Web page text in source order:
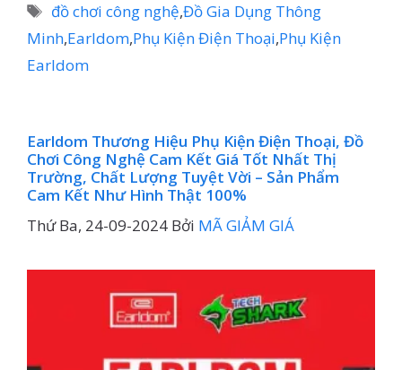
Thẻ
đồ chơi công nghệ,Đồ Gia Dụng Thông
Minh,Earldom,Phụ Kiện Điện Thoại,Phụ Kiện
Earldom
Earldom Thương Hiệu Phụ Kiện Điện Thoại, Đồ
Chơi Công Nghệ Cam Kết Giá Tốt Nhất Thị
Trường, Chất Lượng Tuyệt Vời – Sản Phẩm
Cam Kết Như Hình Thật 100%
Thứ Ba, 24-09-2024 Bởi MÃ GIẢM GIÁ